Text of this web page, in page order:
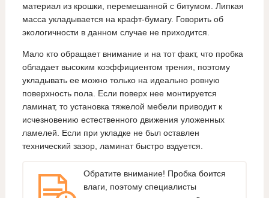
материал из крошки, перемешанной с битумом. Липкая
масса укладывается на крафт-бумагу. Говорить об
экологичности в данном случае не приходится.
Мало кто обращает внимание и на тот факт, что пробка
обладает высоким коэффициентом трения, поэтому
укладывать ее можно только на идеально ровную
поверхность пола. Если поверх нее монтируется
ламинат, то установка тяжелой мебели приводит к
исчезновению естественного движения уложенных
ламелей. Если при укладке не был оставлен
технический зазор, ламинат быстро вздуется.
Обратите внимание! Пробка боится
влаги, поэтому специалисты